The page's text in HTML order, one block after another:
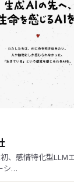
、感情特化型LLM
シ…